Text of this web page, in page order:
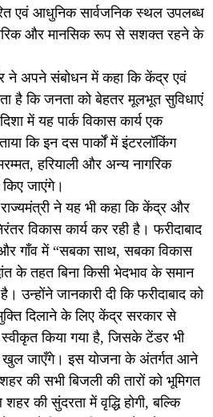
एवं आधुनिक सार्वजनिक स्थल उपलब्ध
और मानसिक रूप से सशक्त रहने के
ने अपने संबोधन में कहा कि केंद्र एवं
है कि जनता को बेहतर मूलभूत सुविधाएं
में यह पार्क विकास कार्य एक
कि इन दस पार्कों में इंटरलॉकिंग
हरियाली और अन्य नागरिक
जाएंगे।
राज्यमंत्री ने यह भी कहा कि केंद्र और
विकास कार्य कर रही है। फरीदाबाद
गाँव में “सबका साथ, सबका विकास
के तहत बिना किसी भेदभाव के समान
उन्होंने जानकारी दी कि फरीदाबाद को
दिलाने के लिए केंद्र सरकार से
किया गया है, जिसके टेंडर भी
खुल जाएँगे। इस योजना के अंतर्गत आने
की सभी बिजली की तारों को भूमिगत
की सुंदरता में वृद्धि होगी, बल्कि